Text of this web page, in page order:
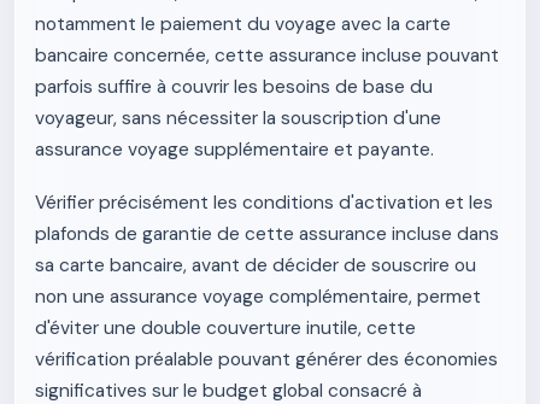
notamment le paiement du voyage avec la carte
bancaire concernée, cette assurance incluse pouvant
parfois suffire à couvrir les besoins de base du
voyageur, sans nécessiter la souscription d'une
assurance voyage supplémentaire et payante.
Vérifier précisément les conditions d'activation et les
plafonds de garantie de cette assurance incluse dans
sa carte bancaire, avant de décider de souscrire ou
non une assurance voyage complémentaire, permet
d'éviter une double couverture inutile, cette
vérification préalable pouvant générer des économies
significatives sur le budget global consacré à